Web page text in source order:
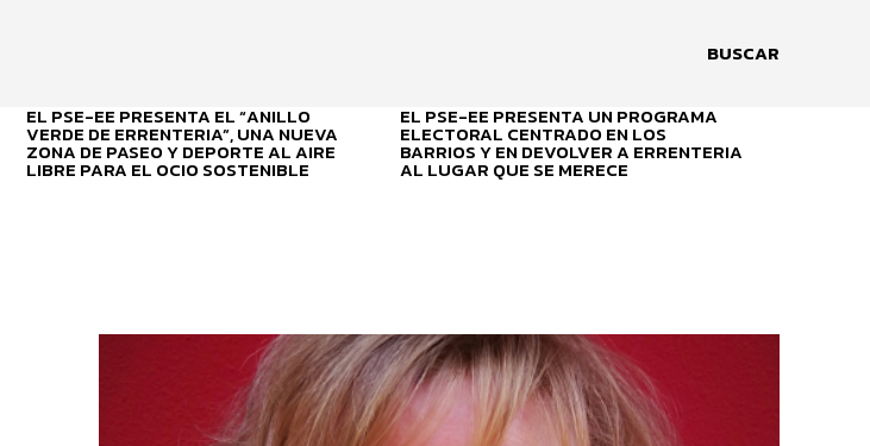
BUSCAR
EL PSE-EE PRESENTA EL “ANILLO
VERDE DE ERRENTERIA”, UNA NUEVA
ZONA DE PASEO Y DEPORTE AL AIRE
LIBRE PARA EL OCIO SOSTENIBLE
EL PSE-EE PRESENTA UN PROGRAMA
ELECTORAL CENTRADO EN LOS
BARRIOS Y EN DEVOLVER A ERRENTERIA
AL LUGAR QUE SE MERECE